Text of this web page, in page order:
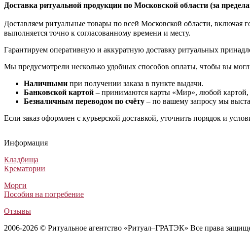
Доставка ритуальной продукции по Московской области (за
Доставляем ритуальные товары по всей Московской области, включая
выполняется точно к согласованному времени и месту.
Гарантируем оперативную и аккуратную доставку ритуальных
Мы предусмотрели несколько удобных способов оплаты, чтобы вы
Наличными при получении заказа в пункте выдачи.
Банковской картой – принимаются карты «Мир», любой
Безналичным переводом по счёту – по вашему запросу мы
Если заказ оформлен с курьерской доставкой, уточнить порядок и
Лакированные гробы
Лакированные гробы
Гробы обитые тканью
Лакированные гробы
Информация
Кладбища
Крематории
Морги
Пособия на погребение
Отзывы
2006-2026 © Ритуальное агентство «Ритуал–ГРАТЭК» Все права